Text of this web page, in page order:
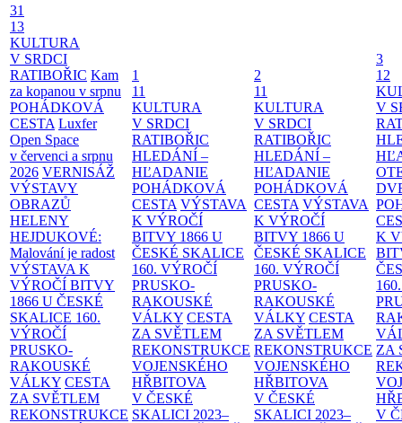
31
13
KULTURA
V SRDCI
RATIBOŘIC Kam
za kopanou v srpnu
POHÁDKOVÁ
CESTA Luxfer
Open Space
v červenci a srpnu
2026 VERNISÁŽ
VÝSTAVY
OBRAZŮ
HELENY
HEJDUKOVÉ:
Malování je radost
VÝSTAVA K
VÝROČÍ BITVY
1866 U ČESKÉ
SKALICE 160.
VÝROČÍ
PRUSKO-
RAKOUSKÉ
VÁLKY CESTA
ZA SVĚTLEM
REKONSTRUKCE
1
11
KULTURA
V SRDCI
RATIBOŘIC
HLEDÁNÍ –
HĽADANIE
POHÁDKOVÁ
CESTA VÝSTAVA
K VÝROČÍ
BITVY 1866 U
ČESKÉ SKALICE
160. VÝROČÍ
PRUSKO-
RAKOUSKÉ
VÁLKY CESTA
ZA SVĚTLEM
REKONSTRUKCE
VOJENSKÉHO
HŘBITOVA
V ČESKÉ
SKALICI 2023–
2
11
KULTURA
V SRDCI
RATIBOŘIC
HLEDÁNÍ –
HĽADANIE
POHÁDKOVÁ
CESTA VÝSTAVA
K VÝROČÍ
BITVY 1866 U
ČESKÉ SKALICE
160. VÝROČÍ
PRUSKO-
RAKOUSKÉ
VÁLKY CESTA
ZA SVĚTLEM
REKONSTRUKCE
VOJENSKÉHO
HŘBITOVA
V ČESKÉ
SKALICI 2023–
3
12
V
K
ZA
V